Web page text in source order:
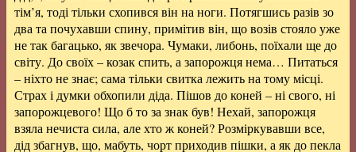
тім’я, тоді тільки схопився він на ноги. Потягшись разів зо
два та почухавши спину, примітив він, що возів стояло уже
не так багацько, як звечора. Чумаки, либонь, поїхали ще до
світу. До своїх – козак спить, а запорожця нема… Питаться
– ніхто не знає; сама тільки свитка лежить на тому місці.
Страх і думки обхопили діда. Пішов до коней – ні свого, ні
запорожцевого! Що б то за знак був! Нехай, запорожця
взяла нечиста сила, але хто ж коней? Розміркувавши все,
дід збагнув, що, мабуть, чорт приходив пішки, а як до пекла